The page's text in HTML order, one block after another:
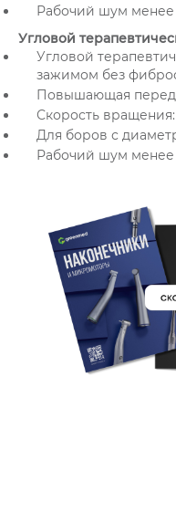
Рабочий шум менее
Угловой
Угловой
зажимом без
Повышающая
Скорость
Для боров с
Рабочий шум менее